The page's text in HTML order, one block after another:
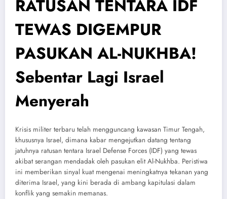
RATUSAN TENTARA IDF
TEWAS DIGEMPUR
PASUKAN AL-NUKHBA!
Sebentar Lagi Israel
Menyerah
Krisis militer terbaru telah mengguncang kawasan Timur Tengah,
khususnya Israel, dimana kabar mengejutkan datang tentang
jatuhnya ratusan tentara Israel Defense Forces (IDF) yang tewas
akibat serangan mendadak oleh pasukan elit Al-Nukhba. Peristiwa
ini memberikan sinyal kuat mengenai meningkatnya tekanan yang
diterima Israel, yang kini berada di ambang kapitulasi dalam
konflik yang semakin memanas.